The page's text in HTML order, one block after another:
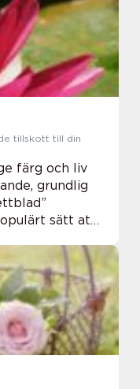
tillskott till din
färg och liv
grundlig
sätt att